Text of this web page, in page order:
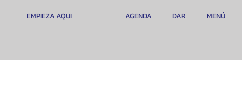
EMPIEZA AQUI DAR MENÚ
AGENDA